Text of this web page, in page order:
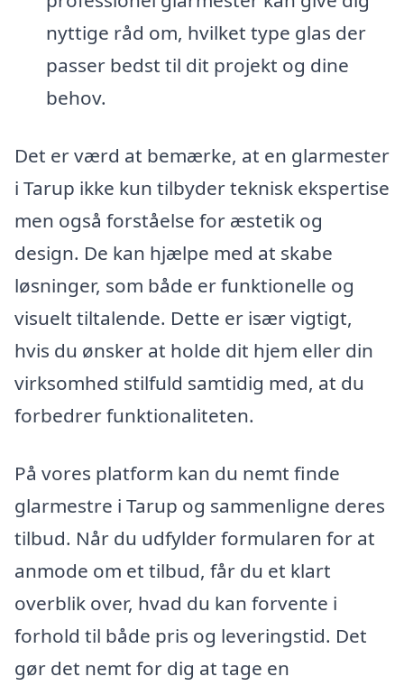
nyttige råd om, hvilket type glas der
passer bedst til dit projekt og dine
behov.
Det er værd at bemærke, at en glarmester
i Tarup ikke kun tilbyder teknisk ekspertise
men også forståelse for æstetik og
design. De kan hjælpe med at skabe
løsninger, som både er funktionelle og
visuelt tiltalende. Dette er især vigtigt,
hvis du ønsker at holde dit hjem eller din
virksomhed stilfuld samtidig med, at du
forbedrer funktionaliteten.
På vores platform kan du nemt finde
glarmestre i Tarup og sammenligne deres
tilbud. Når du udfylder formularen for at
anmode om et tilbud, får du et klart
overblik over, hvad du kan forvente i
forhold til både pris og leveringstid. Det
gør det nemt for dig at tage en